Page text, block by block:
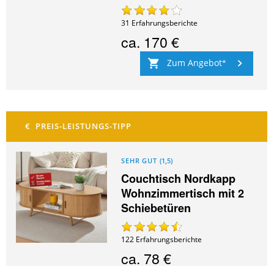
31 Erfahrungsberichte
ca. 170 €
Zum Angebot
SEHR GUT (1,5)
Couchtisch Nordkapp
Wohnzimmertisch mit 2
Schiebetüren
122 Erfahrungsberichte
ca. 78 €